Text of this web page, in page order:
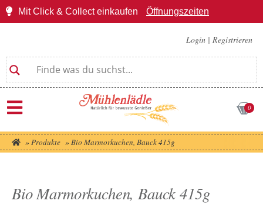
Mit Click & Collect einkaufen Öffnungszeiten
Login | Registrieren
0
» Produkte » Bio Marmorkuchen, Bauck 415g
Bio Marmorkuchen, Bauck 415g